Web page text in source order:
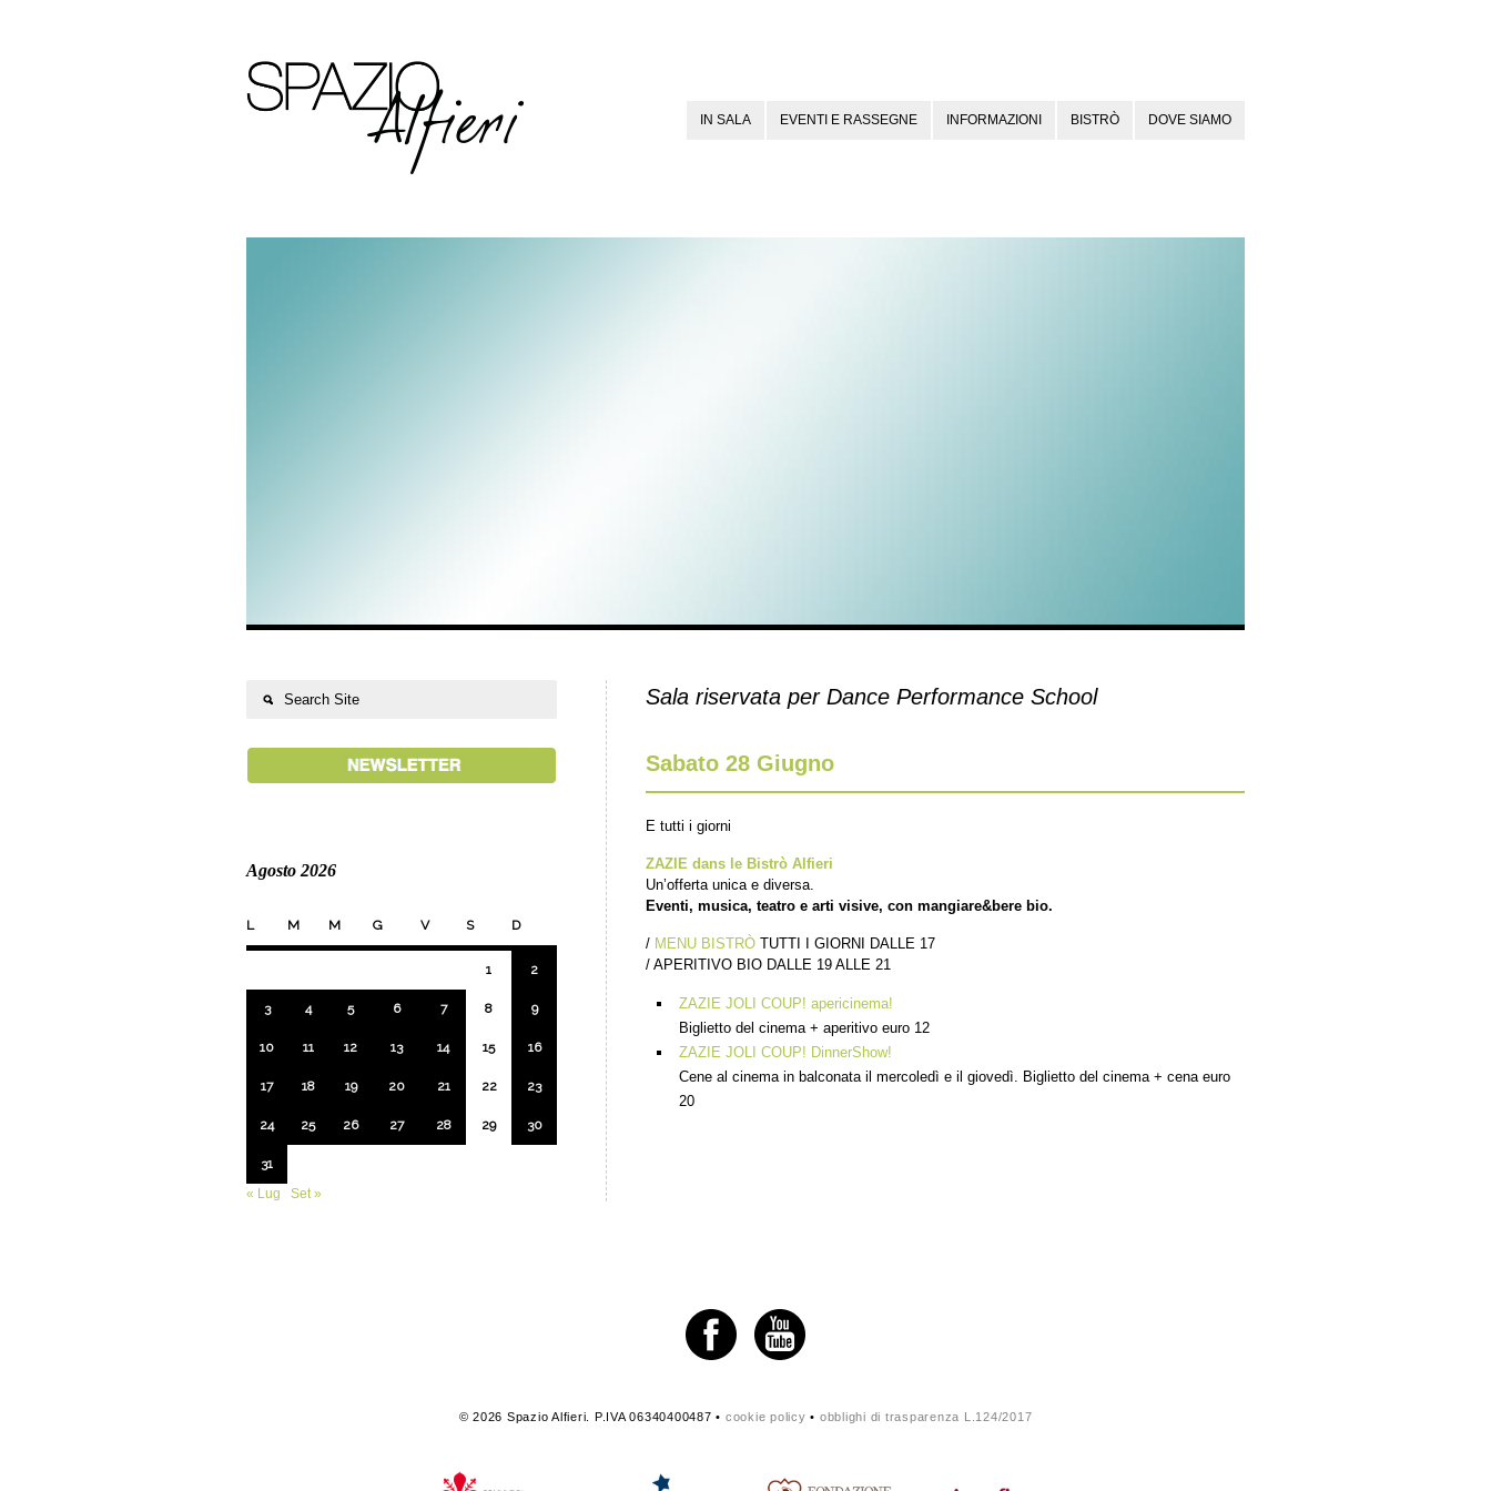
IN SALA EVENTI E RASSEGNE INFORMAZIONI BISTRÒ DOVE SIAMO
Sala riservata per Dance Performance School
Sabato 28 Giugno
E tutti i giorni
ZAZIE dans le Bistrò Alfieri
Un’offerta unica e diversa.
Eventi, musica, teatro e arti visive, con mangiare&bere bio.
/ MENU BISTRÒ TUTTI I GIORNI DALLE 17
/ APERITIVO BIO DALLE 19 ALLE 21
ZAZIE JOLI COUP! apericinema!
Biglietto del cinema + aperitivo euro 12
ZAZIE JOLI COUP! DinnerShow!
Cene al cinema in balconata il mercoledì e il giovedì. Biglietto del cinema + cena euro
20
Agosto 2026
L M M G V S D
1 2
3 4 5 6 7 8 9
10 11 12 13 14 15 16
17 18 19 20 21 22 23
24 25 26 27 28 29 30
31
« Lug
Set »
© 2026 Spazio Alfieri. P.IVA 06340400487 • cookie policy • obblighi di trasparenza L.124/2017